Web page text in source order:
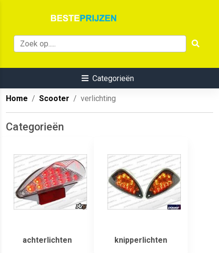
Categorieën
Home Scooter verlichting
Categorieën
achterlichten knipperlichten